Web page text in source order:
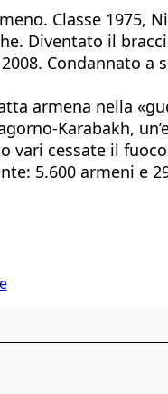
Classe
Diventato il
Condannato
armena nella
Karabakh,
vari cessate il
5.600 armeni e